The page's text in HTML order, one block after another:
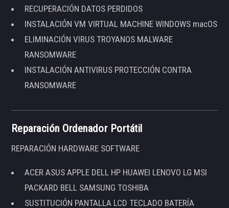
RECUPERACIÓN DATOS PERDIDOS
INSTALACIÓN VM VIRTUAL MACHINE WINDOWS macOS
ELIMINACIÓN VIRUS TROYANOS MALWARE
RANSOMWARE
INSTALACIÓN ANTIVIRUS PROTECCIÓN CONTRA
RANSOMWARE
Reparación Ordenador Portátil
REPARACIÓN HARDWARE SOFTWARE
ACER ASUS APPLE DELL HP HUAWEI LENOVO LG MSI
PACKARD BELL SAMSUNG TOSHIBA
SUSTITUCIÓN PANTALLA LCD TECLADO BATERÍA